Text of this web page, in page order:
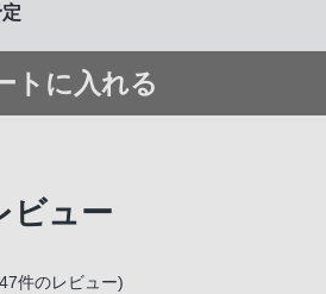
トに入れる
ビュー
件のレビュー)